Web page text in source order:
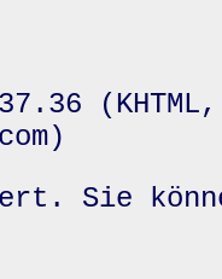
Sie